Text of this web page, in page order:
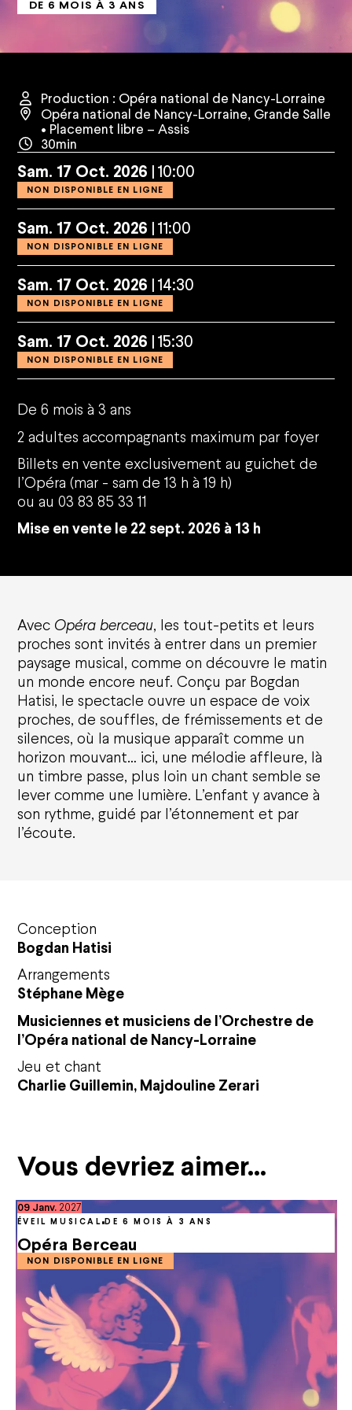
DE 6 MOIS À 3 ANS
Production : Opéra national de Nancy-Lorraine
Opéra national de Nancy-Lorraine, Grande Salle
• Placement libre – Assis
30min
Sam. 17 Oct. 2026 10:00
NON DISPONIBLE EN LIGNE
Sam. 17 Oct. 2026 11:00
NON DISPONIBLE EN LIGNE
Sam. 17 Oct. 2026 14:30
NON DISPONIBLE EN LIGNE
Sam. 17 Oct. 2026 15:30
NON DISPONIBLE EN LIGNE
De 6 mois à 3 ans
2 adultes accompagnants maximum par foyer
Billets en vente exclusivement au guichet de
l’Opéra (mar - sam de 13 h à 19 h)
ou au 03 83 85 33 11
Mise en vente le 22 sept. 2026 à 13 h
Avec Opéra berceau, les tout-petits et leurs
proches sont invités à entrer dans un premier
paysage musical, comme on découvre le matin
un monde encore neuf. Conçu par Bogdan
Hatisi, le spectacle ouvre un espace de voix
proches, de souffles, de frémissements et de
silences, où la musique apparaît comme un
horizon mouvant… ici, une mélodie affleure, là
un timbre passe, plus loin un chant semble se
lever comme une lumière. L’enfant y avance à
son rythme, guidé par l’étonnement et par
l’écoute.
Conception
Bogdan Hatisi
Arrangements
Stéphane Mège
Musiciennes et musiciens de l’Orchestre de
l’Opéra national de Nancy-Lorraine
Jeu et chant
Charlie Guillemin, Majdouline Zerari
Vous devriez aimer…
Opéra Berceau
ÉVEIL MUSICAL DE 6 MOIS À 3 ANS
09janvier
Janv. 2027
NON DISPONIBLE EN LIGNE
Calendrier
Solidarités
Écoresponsabilité
Le CFA
Émergence artistique
Actualités
Entreprises
Les projets à soutenir
Ils nous soutiennent
Offres et abonnements
Abonnements
Cartes cadeaux
Offre famille
Offres groupes et entreprises
Offres jeunes / étudiants / -30 ans
Infos pratiques